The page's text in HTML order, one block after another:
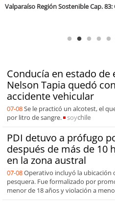
Conducía en estado de
Nelson Tapia quedó
accidente vehicular
07-08Se le practicó un alcotest, el
por litro de sangre.
soychile
PDI detuvo a prófugo
después de más de 10
en la zona austral
07-08Operativo incluyó la ubicación
pesquera. Fue formalizado por
menor de 18 años y violación a